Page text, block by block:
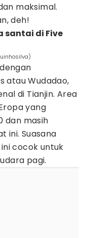
maksimal.
deh!
santai di Five
atau Wudadao,
di Tianjin. Area
yang
dan masih
ini. Suasana
cocok untuk
pagi.